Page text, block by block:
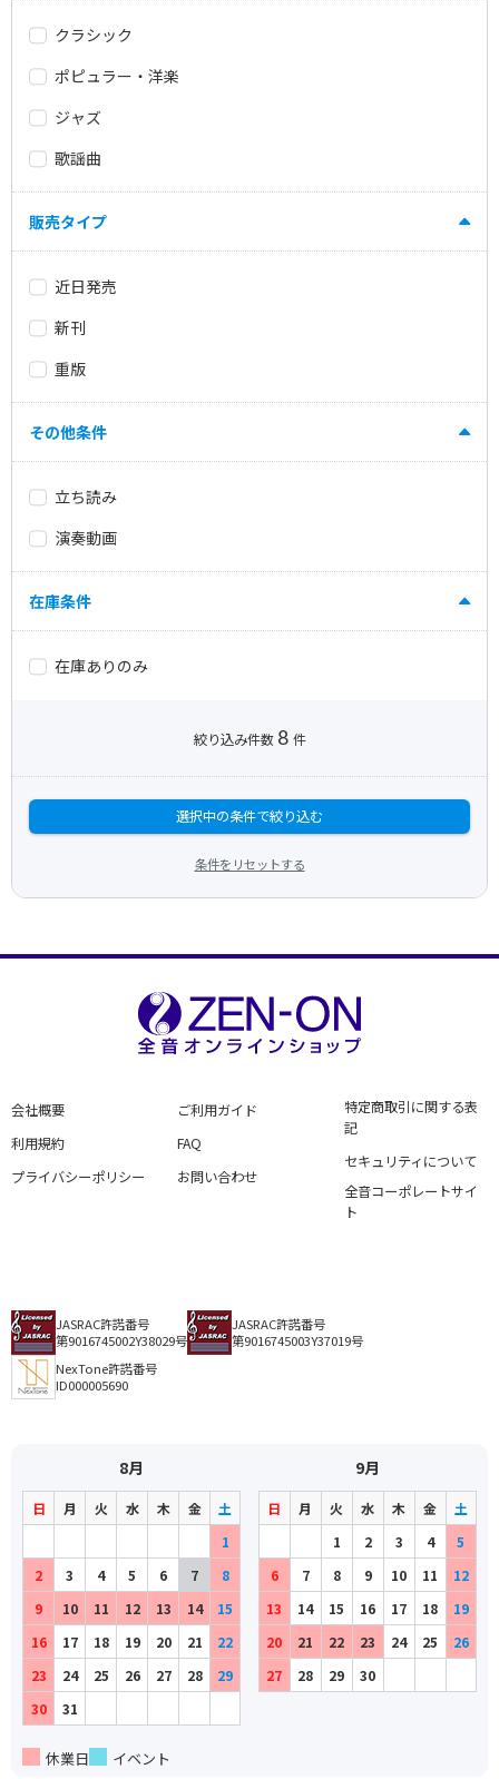
クラシック
ポピュラー・洋楽
ジャズ
歌謡曲
販売タイプ
近日発売
新刊
重版
その他条件
立ち読み
演奏動画
在庫条件
在庫ありのみ
絞り込み件数 8 件
選択中の条件で絞り込む
条件をリセットする
会社概要
利用規約
プライバシーポリシー
ご利用ガイド
FAQ
お問い合わせ
特定商取引に関する表
記
セキュリティについて
全音コーポレートサイ
ト
JASRAC許諾番号
第9016745002Y38029号
JASRAC許諾番号
第9016745003Y37019号
NexTone許諾番号
ID000005690
8月
日 月 火 水 木 金
土
1
2
3 4 5 6 7
8
9
10 11 12 13 14
15
16
17 18 19 20 21
22
23
24 25 26 27 28
29
30
31
9月
日 月 火 水 木 金
土
1
2 3 4
5
6
7 8 9 10 11
12
13
14 15 16 17 18
19
20
21 22 23 24 25
26
27
28 29 30
休業日 イベント